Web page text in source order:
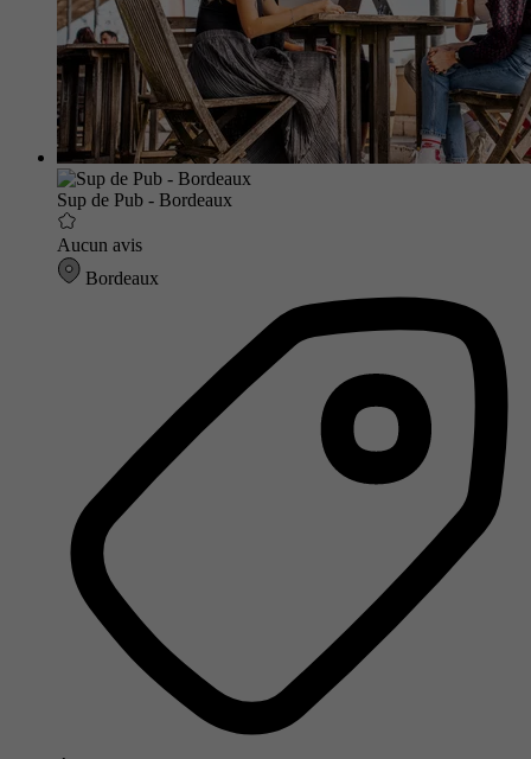
Sup de Pub - Bordeaux
Aucun avis
Bordeaux